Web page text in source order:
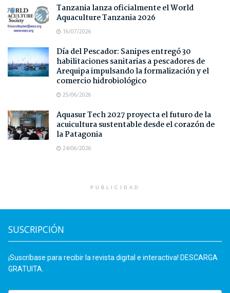
Tanzania lanza oficialmente el World
Aquaculture Tanzania 2026
16/07/2026
Día del Pescador: Sanipes entregó 30
habilitaciones sanitarias a pescadores de
Arequipa impulsando la formalización y el
comercio hidrobiológico
25/06/2026
Aquasur Tech 2027 proyecta el futuro de la
acuicultura sustentable desde el corazón de
la Patagonia
24/06/2026
PUBLICIDAD
SUSCRIPCIÓN
¡Suscríbase para recibir la revista digital e interactiva! DESCARGA
GRATUITA.